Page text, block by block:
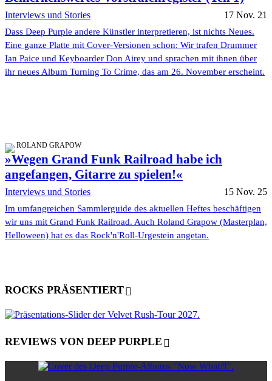
Interviews und Stories 17 Nov. 21
Dass Deep Purple andere Künstler interpretieren, ist nichts Neues.
Eine ganze Platte mit Cover-Versionen schon: Wir trafen Drummer
Ian Paice und Keyboarder Don Airey und sprachen mit ihnen über
ihr neues Album Turning To Crime, das am 26. November erscheint.
ROLAND GRAPOW
»Wegen Grand Funk Railroad habe ich
angefangen, Gitarre zu spielen!«
Interviews und Stories 15 Nov. 25
Im umfangreichen Sammlerguide des aktuellen Heftes beschäftigen
wir uns mit Grand Funk Railroad. Auch Roland Grapow (Masterplan,
Helloween) hat es das Rock'n'Roll-Urgestein angetan.
ROCKS PRÄSENTIERT
REVIEWS VON DEEP PURPLE